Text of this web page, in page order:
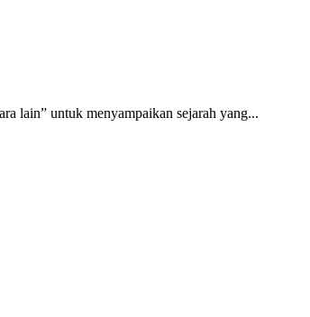
lain” untuk menyampaikan sejarah yang...